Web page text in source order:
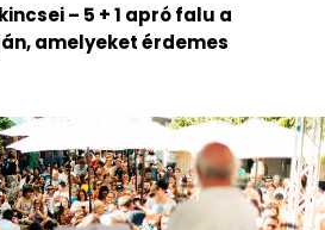
– 5 + 1 apró falu a
amelyeket érdemes